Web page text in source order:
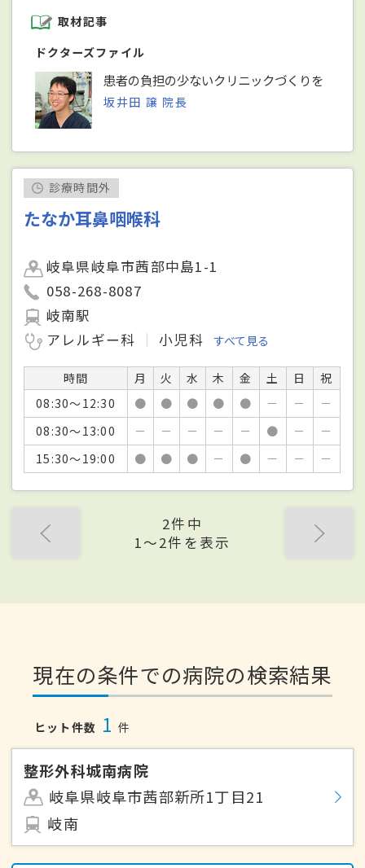
取材記事
ドクターズファイル
患者の負担の少ないクリニックづくりを
坂井田 譲 院長
診療時間外
たなか耳鼻咽喉科
岐阜県岐阜市茜部中島1-1
058-268-8087
岐南駅
アレルギー科
小児科 すべて見る
時間 月 火 水 木 金 土 日
祝
08:30～12:30
● ● ● ● ● － －
－
08:30～13:00
－ － － － － ● －
－
15:30～19:00
● ● ● － ● － － －
2件中
1〜2件を表示
現在の条件での病院の検索結果
ヒット件数 1 件
整形外科城南病院
岐阜県岐阜市茜部新所1丁目21
岐南